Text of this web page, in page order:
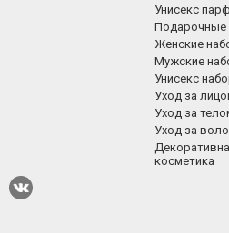
Унисекс
Подарочные
Женские
Мужские
Унисекс
Уход за
Уход за
Уход за
косметика